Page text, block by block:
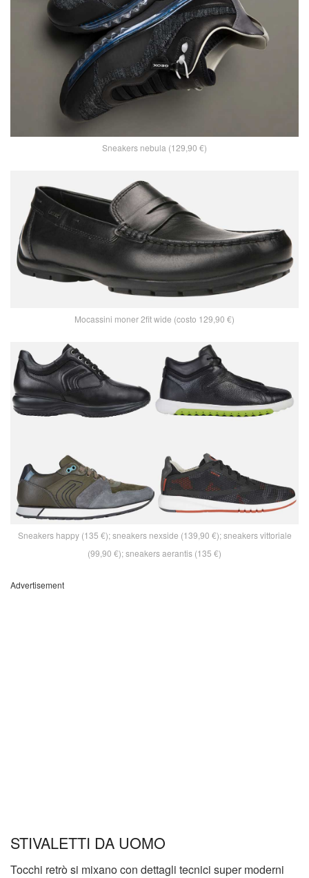
Sneakers nebula (129,90 €)
Mocassini moner 2fit wide (costo 129,90 €)
Sneakers happy (135 €); sneakers nexside (139,90 €); sneakers vittoriale
(99,90 €); sneakers aerantis (135 €)
Advertisement
STIVALETTI DA UOMO
Tocchi retrò si mixano con dettagli tecnici super moderni